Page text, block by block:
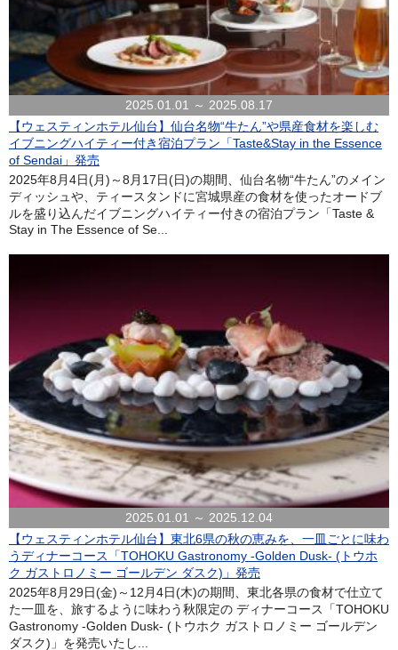
2025.01.01 ～ 2025.08.17
【ウェスティンホテル仙台】仙台名物“牛たん”や県産食材を楽しむ
イブニングハイティー付き宿泊プラン「Taste&Stay in the Essence
of Sendai」発売
2025年8月4日(月)～8月17日(日)の期間、仙台名物“牛たん”のメイン
ディッシュや、ティースタンドに宮城県産の食材を使ったオードブ
ルを盛り込んだイブニングハイティー付きの宿泊プラン「Taste &
Stay in The Essence of Se...
2025.01.01 ～ 2025.12.04
【ウェスティンホテル仙台】東北6県の秋の恵みを、一皿ごとに味わ
うディナーコース「TOHOKU Gastronomy -Golden Dusk- (トウホ
ク ガストロノミー ゴールデン ダスク)」発売
2025年8月29日(金)～12月4日(木)の期間、東北各県の食材で仕立て
た一皿を、旅するように味わう秋限定の ディナーコース「TOHOKU
Gastronomy -Golden Dusk- (トウホク ガストロノミー ゴールデン
ダスク)」を発売いたし...